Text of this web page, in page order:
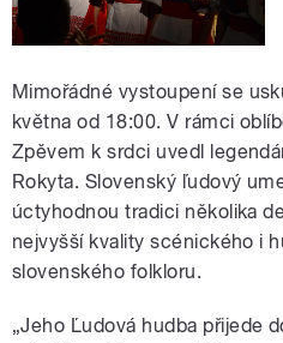
Mimořádné vystoupení se
května od 18:00. V rámci
Zpěvem k srdci uvedl
Rokyta. Slovenský ľudový
úctyhodnou tradici několika
nejvyšší kvality scénického i
slovenského folkloru.
„Jeho Ľudová hudba přijede